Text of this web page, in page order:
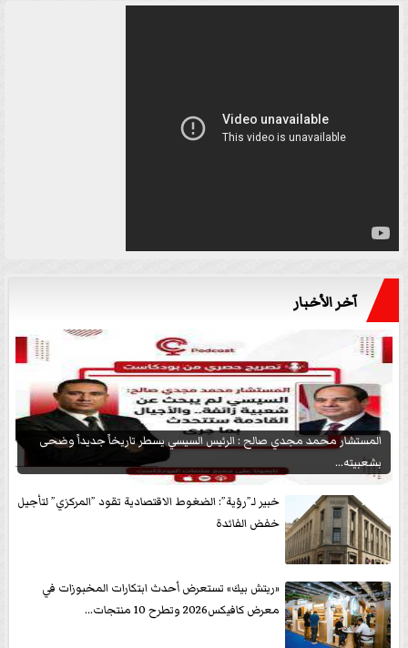
آخر الأخبار
المستشار محمد مجدي صالح : الرئيس السيسي يسطر تاريخاً جديداً وضحى
بشعبيته...
خبير لـ”رؤية”: الضغوط الاقتصادية تقود ”المركزي” لتأجيل
خفض الفائدة
«ريتش بيك» تستعرض أحدث ابتكارات المخبوزات في
معرض كافيكس2026 وتطرح 10 منتجات...